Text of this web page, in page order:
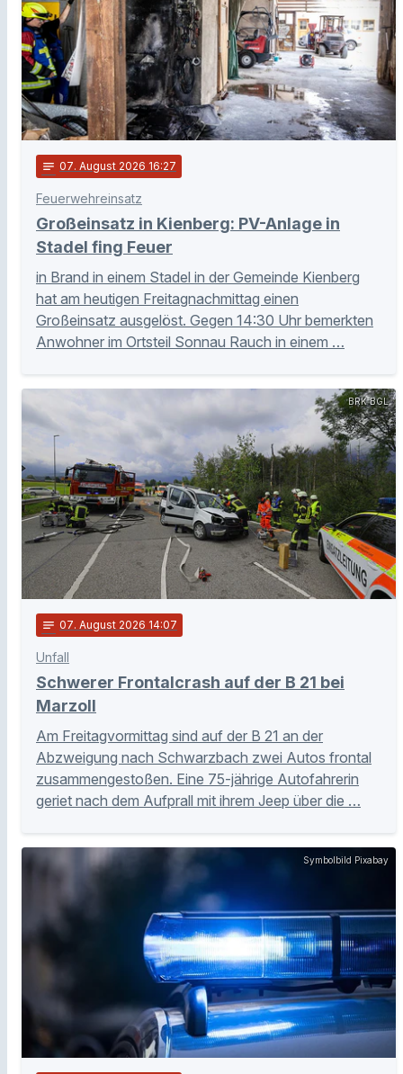
notes 07. August 2026 16:27
Feuerwehreinsatz
Großeinsatz in Kienberg: PV-Anlage in
Stadel fing Feuer
in Brand in einem Stadel in der Gemeinde Kienberg
hat am heutigen Freitagnachmittag einen
Großeinsatz ausgelöst. Gegen 14:30 Uhr bemerkten
Anwohner im Ortsteil Sonnau Rauch in einem …
BRK BGL
notes 07. August 2026 14:07
Unfall
Schwerer Frontalcrash auf der B 21 bei
Marzoll
Am Freitagvormittag sind auf der B 21 an der
Abzweigung nach Schwarzbach zwei Autos frontal
zusammengestoßen. Eine 75-jährige Autofahrerin
geriet nach dem Aufprall mit ihrem Jeep über die …
Symbolbild Pixabay